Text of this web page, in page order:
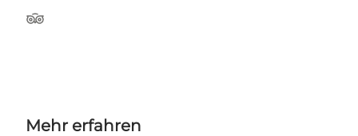
Tripadvisor
Mehr erfahren